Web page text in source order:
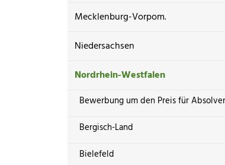
Mecklenburg-Vorpom.
Niedersachsen
Nordrhein-Westfalen
Bewerbung um den Preis für
Bergisch-Land
Bielefeld